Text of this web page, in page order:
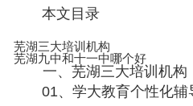
本文目录
芜湖三大培训机构
芜湖九中和十一中哪个好
一、芜湖三大培训机构
01、学大教育个性化辅